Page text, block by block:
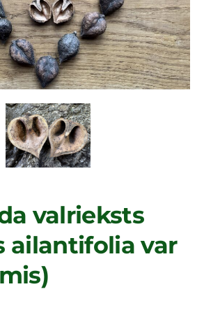
valrieksts
ailantifolia var